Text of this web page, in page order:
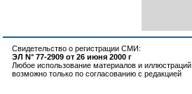
Свидетельство о регистрации СМИ:
ЭЛ N° 77-2909 от 26 июня 2000 г
Любое использование материалов и иллюстраций
возможно только по согласованию с редакцией